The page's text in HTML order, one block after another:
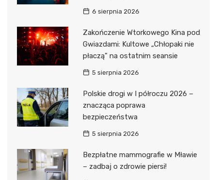
6 sierpnia 2026
Zakończenie Wtorkowego Kina pod
Gwiazdami: Kultowe „Chłopaki nie
płaczą” na ostatnim seansie
5 sierpnia 2026
Polskie drogi w I półroczu 2026 –
znacząca poprawa
bezpieczeństwa
5 sierpnia 2026
Bezpłatne mammografie w Mławie
– zadbaj o zdrowie piersi!